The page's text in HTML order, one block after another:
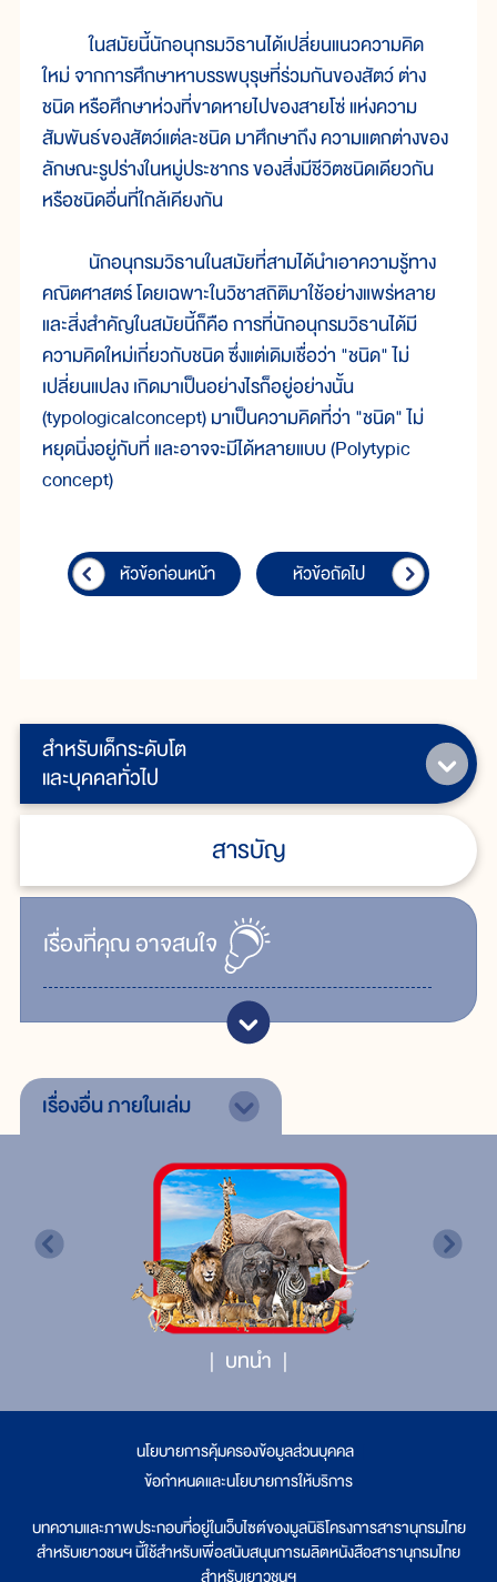
สำหรับเด็กระดับโต
และบุคคลทั่วไป
สารบัญ
เรื่ิองที่คุณอาจสนใจ
ในสมัยนี้นักอนุกรมวิธานได้เปลี่ยนแนวความคิด
ใหม่ จากการศึกษาหาบรรพบุรุษที่ร่วมกันของสัตว์ ต่าง
ชนิด หรือศึกษาห่วงที่ขาดหายไปของสายโซ่ แห่งความ
สัมพันธ์ของสัตว์แต่ละชนิด มาศึกษาถึง ความแตกต่างของ
ลักษณะรูปร่างในหมู่ประชากร ของสิ่งมีชีวิตชนิดเดียวกัน
หรือชนิดอื่นที่ใกล้เคียงกัน
นักอนุกรมวิธานในสมัยที่สามได้นำเอาความรู้ทาง
คณิตศาสตร์ โดยเฉพาะในวิชาสถิติมาใช้อย่างแพร่หลาย
และสิ่งสำคัญในสมัยนี้ก็คือ การที่นักอนุกรมวิธานได้มี
ความคิดใหม่เกี่ยวกับชนิด ซึ่งแต่เดิมเชื่อว่า "ชนิด" ไม่
เปลี่ยนแปลง เกิดมาเป็นอย่างไรก็อยู่อย่างนั้น
(typologicalconcept) มาเป็นความคิดที่ว่า "ชนิด" ไม่
หยุดนิ่งอยู่กับที่ และอาจจะมีได้หลายแบบ (Polytypic
concept)
หัวข้อก่อนหน้า หัวข้อถัดไป
เรื่องอื่นภายในเล่ม
บทนำ
นโยบายการคุ้มครองข้อมูลส่วนบุคคล
ข้อกำหนดและนโยบายการให้บริการ
บทความและภาพประกอบที่อยู่ในเว็บไซต์ของมูลนิธิโครงการสารานุกรมไทย
สำหรับเยาวชนฯ นี้ใช้สำหรับเพื่อสนับสนุนการผลิตหนังสือสารานุกรมไทย
สำหรับเยาวชนฯ